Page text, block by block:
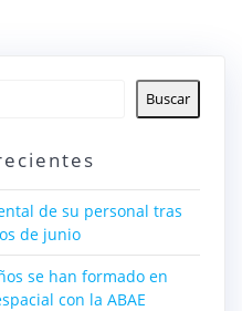
Buscar
de su personal tras
de junio
se han formado en
con la ABAE